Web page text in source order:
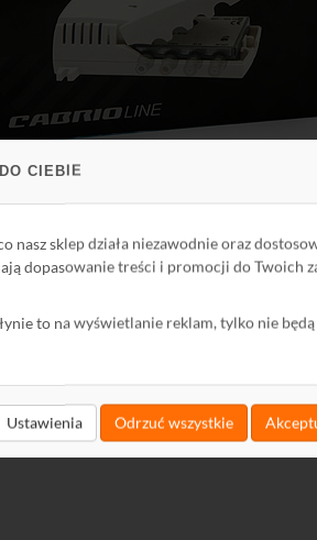
CIEBIE
nasz sklep działa niezawodnie oraz
dopasowanie treści i promocji do Twoich
to na wyświetlanie reklam, tylko nie
Ustawienia Odrzuć wszystkie
Widok opakowania
stereofonicznym służącym
obudowy za pomocą dwóch
Numer kanału oraz wartości innych
Modulatory te można łączyć
przed przypadkową zmianą parametrów.